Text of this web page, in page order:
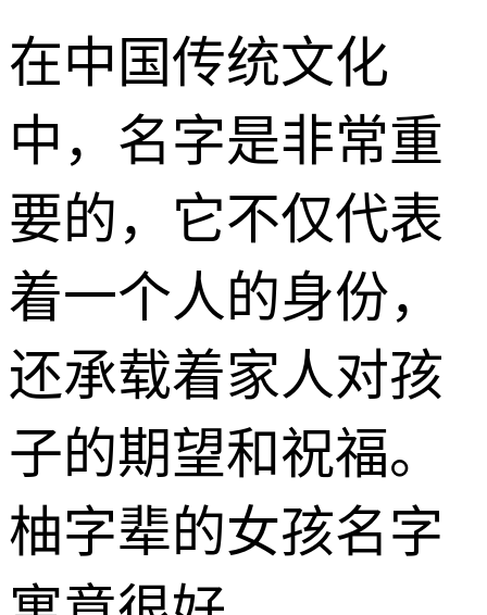
在中国传统文化
中，名字是非常重
要的，它不仅代表
着一个人的身份，
还承载着家人对孩
子的期望和祝福。
柚字辈的女孩名字